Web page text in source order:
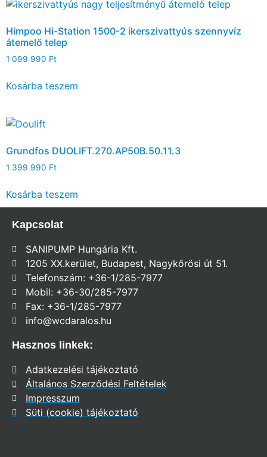
Himpoo Hi-Station 1500-2 ikerszivattyús szennyvíz
átemelő telep
1 099 990 Ft
Kosárba teszem
Grundfos DUOLIFT.270.AP50B.50.11.3
1 399 990 Ft
Kosárba teszem
Kapcsolat
SANIPUMP Hungária Kft.
1205 XX.kerület, Budapest, Nagykőrösi út 51.
Telefonszám: +36-1/285-7977
Mobil: +36-30/285-7977
Fax: +36-1/285-7977
info@wcdaralos.hu
Hasznos linkek:
Adatkezelési tájékoztató
Általános Szerződési Feltételek
Impresszum
Süti (cookie) tájékoztató